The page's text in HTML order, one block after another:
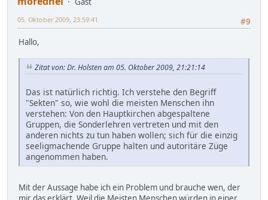
#9
05. Oktober 2009, 23:59:41
Hallo,
Zitat von: Dr. Holsten am 05. Oktober 2009, 21:21:14
Das ist natürlich richtig. Ich verstehe den Begriff
"Sekten" so, wie wohl die meisten Menschen ihn
verstehen: Von den Hauptkirchen abgespaltene
Gruppen, die Sonderlehren vertreten und mit den
anderen nichts zu tun haben wollen; sich für die einzig
seeligmachende Gruppe halten und autoritäre Züge
angenommen haben.
Mit der Aussage habe ich ein Problem und brauche wen, der